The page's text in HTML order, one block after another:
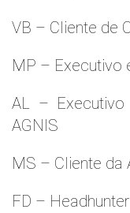
VB – Cliente de
MP – Executivo
AL –
AGNIS
MS – Cliente da
FD –